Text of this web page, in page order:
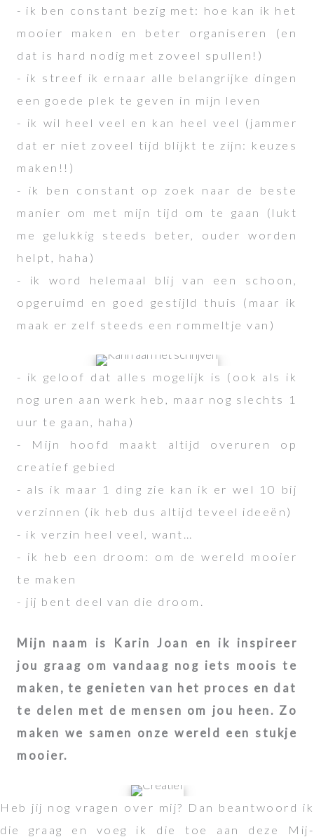
- ik ben constant bezig met: hoe kan ik het
mooier maken en beter organiseren (en
dat is hard nodig met zoveel spullen!)
- ik streef ik ernaar alle belangrijke dingen
een goede plek te geven in mijn leven
- ik wil heel veel en kan heel veel (jammer
dat er niet zoveel tijd blijkt te zijn: keuzes
maken!!)
- ik ben constant op zoek naar de beste
manier om met mijn tijd om te gaan (lukt
me gelukkig steeds beter, ouder worden
helpt, haha)
- ik word helemaal blij van een schoon,
opgeruimd en goed gestijld thuis (maar ik
maak er zelf steeds een rommeltje van)
- ik geloof dat alles mogelijk is (ook als ik
nog uren aan werk heb, maar nog slechts 1
uur te gaan, haha)
- Mijn hoofd maakt altijd overuren op
creatief gebied
- als ik maar 1 ding zie kan ik er wel 10 bij
verzinnen (ik heb dus altijd teveel ideeën)
- ik verzin heel veel, want…
- ik heb een droom: om de wereld mooier
te maken
- jij bent deel van die droom.
Mijn naam is Karin Joan en ik inspireer
jou graag om vandaag nog iets moois te
maken, te genieten van het proces en dat
te delen met de mensen om jou heen. Zo
maken we samen onze wereld een stukje
mooier.
Heb jij nog vragen over mij? Dan beantwoord ik
die graag en voeg ik die toe aan deze Mij-